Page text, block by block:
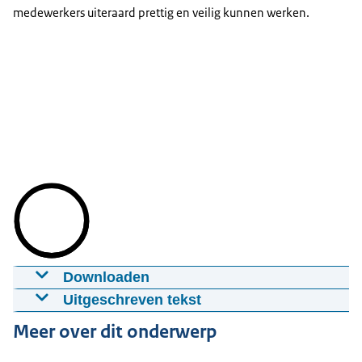
medewerkers uiteraard prettig en veilig kunnen werken.
Downloaden
Monumentale kazernes bouwkundig
updaten voor de toekomst
21-10-202102:57 mp4 46,7 MB
Uitgeschreven tekst
We kijken naar gebouw 15 van de Johan Willem
Friso kazerne.
Meer over dit onderwerp